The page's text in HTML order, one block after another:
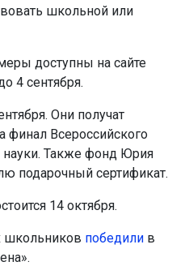
школьной или
доступны на сайте
4 сентября.
Они получат
Всероссийского
науки. Также фонд Юрия
подарочный сертификат.
14 октября.
школьников победили в